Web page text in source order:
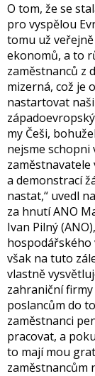
O tom, že se
pro vyspělou
tomu už
ekonomů, a to
zaměstnanců z
mizerná, což je
nastartovat
my Češi,
nejsme
a demonstrací
nastat,“ uvedl
za hnutí ANO
Ivan Pilný
hospodářského
však na tuto
vlastně
zahraniční firmy
poslancům do
zaměstnanci
pracovat, a
to mají mou
zaměstnancům